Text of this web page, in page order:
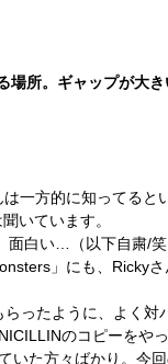
所。ギャップが大
一方的に知ってる
いています。
面白い （以下自粛/笑
」にも、 Rickyさ
ったように、よく対
のコピーをやっ
いた方々ばかり。今